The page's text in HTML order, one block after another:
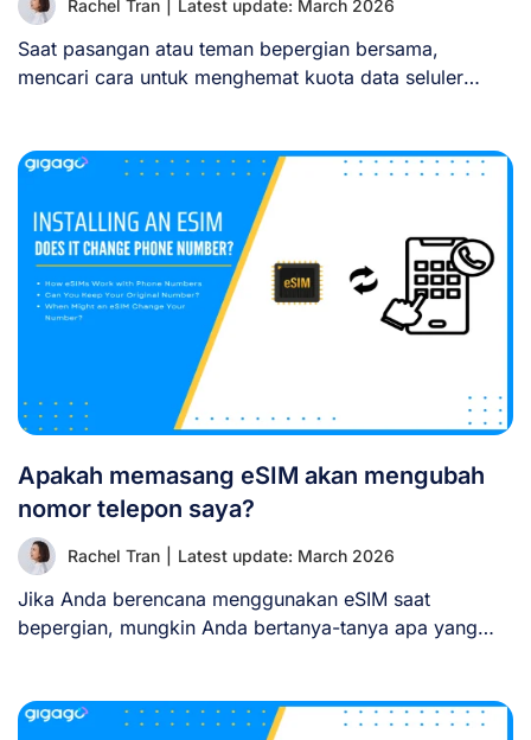
Rachel Tran Latest update: March 2026
Saat pasangan atau teman bepergian bersama,
mencari cara untuk menghemat kuota data seluler
Apakah memasang eSIM akan mengubah
nomor telepon saya?
Rachel Tran Latest update: March 2026
Jika Anda berencana menggunakan eSIM saat
bepergian, mungkin Anda bertanya-tanya apa yang